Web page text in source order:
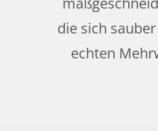
die sich
echten